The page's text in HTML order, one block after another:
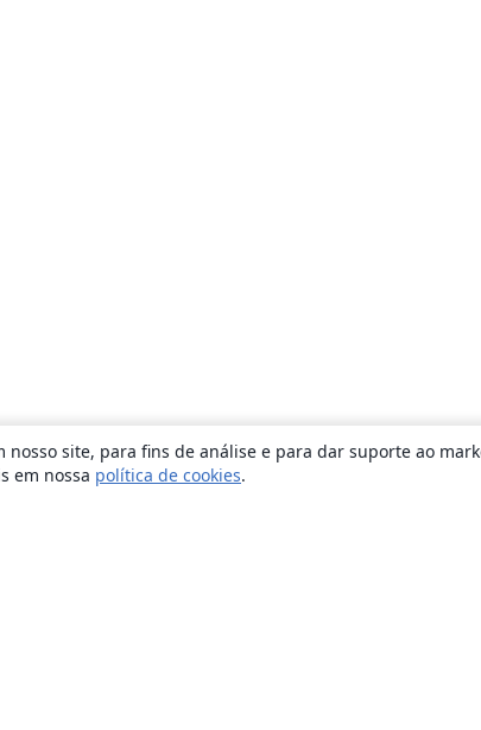
nosso site, para fins de análise e para dar suporte ao
em nossa política de cookies.